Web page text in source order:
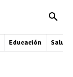
Educación Salud